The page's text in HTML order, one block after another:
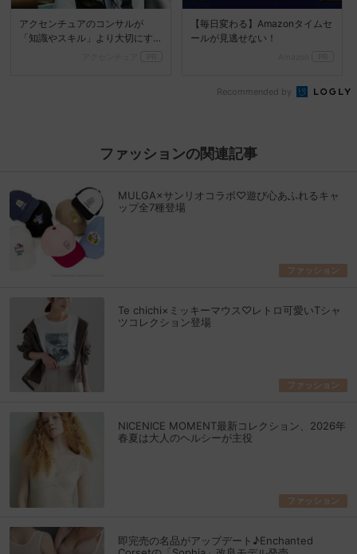
アクセンチュアのコンサルが
「知識やスキル」より大切にす
【毎日変わる】Amazonタイムセ
ールが見逃せない！
Recommended by
ファッションの関連記事
MULGA×サンリオコラボ♡遊び心あふれるキャ
ップ全7種登場
ファッション
Te chichi×ミッキーマウス♡レトロ可愛いTシャ
ツコレクション登場
ファッション
NICENICE MOMENT最新コレクション、2026年
春夏は大人のヘルシーが主役
ファッション
即完売の名品がアップデート♪Enchanted